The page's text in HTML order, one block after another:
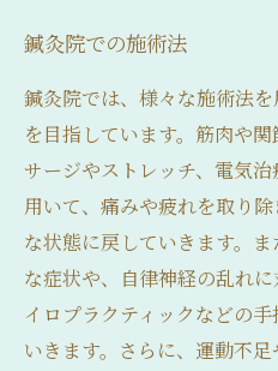
鍼灸院での施術法
鍼灸院では、様々な施術法
を目指しています。筋肉や
サージやストレッチ、電気
用いて、痛みや疲れを取り
な状態に戻していきます。
な症状や、自律神経の乱れ
イロプラクティックなどの
いきます。さらに、運動不